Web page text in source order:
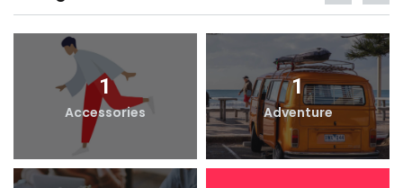
1
Accessories
1
Adventure